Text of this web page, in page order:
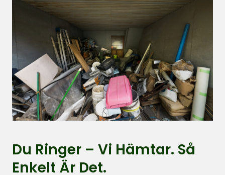
Du Ringer – Vi Hämtar. Så
Enkelt Är Det.